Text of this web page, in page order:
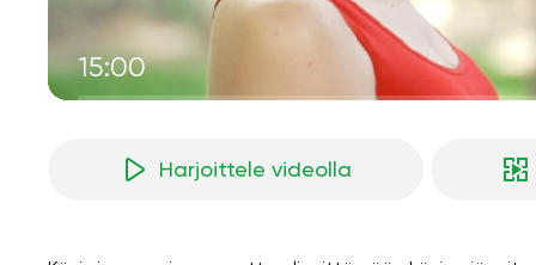
15:00
Harjoittele videolla